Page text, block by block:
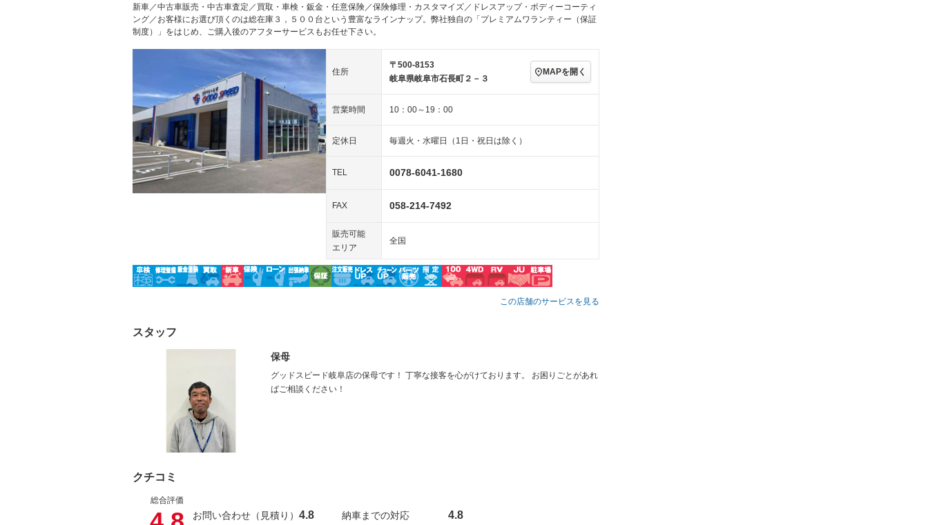
－ レンタカーアップ － 展示・試乗車 電動格納ミラー
LEDヘッドランプ － HID(キセノンライト) － ポータブルナビ バックカメラ
ETC2.0 － エアロ
－ パワーシート 3列シート ベンチシート
フルフラットシート － チップアップシート オットマン 電動格納サードシート
－ シートヒーター ウォークスルー 後席モニター
フロントカメラ シートエアコン 全周囲カメラ サイドカメラ
－ ルーフレール － エアサスペンション
新車／中古車販売・中古車査定／買取・車検・鈑金・任意保険／保険修理・カスタマイズ／ドレスアップ・ボディーコーティ
ング／お客様にお選び頂くのは総在庫３，５００台という豊富なラインナップ。弊社独自の「プレミアムワランティー（保証
制度）」をはじめ、ご購入後のアフターサービスもお任せ下さい。
住所
〒500-8153
岐阜県岐阜市石長町２－３
MAPを開く
営業時間 10：00～19：00
定休日 毎週火・水曜日（1日・祝日は除く）
TEL 0078-6041-1680
FAX 058-214-7492
販売可能
エリア
全国
この店舗のサービスを見る
スタッフ
保母
グッドスピード岐阜店の保母です！ 丁寧な接客を心がけております。 お困りごとがあれ
ばご相談ください！
クチコミ
総合評価
お問い合わせ（見積り） 4.8 納車までの対応 4.8